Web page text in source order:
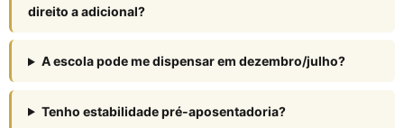
direito a adicional?
A escola pode me dispensar em dezembro/julho?
Tenho estabilidade pré-aposentadoria?